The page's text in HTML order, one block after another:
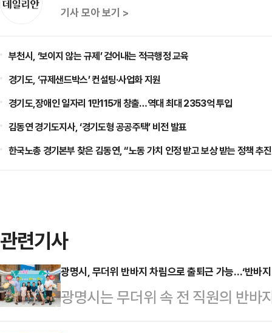
기사 모아 보기 >
부천시, ‘보이지 않는 규제’ 걷어내는 적극행정 교육
경기도, ‘규제샌드박스’ 컨설팅·사업화 지원
경기도,장애인 일자리 1만115개 창출…역대 최대 2353억 투입
김동연 경기도지사, ‘경기도형 공공주택’ 비전 발표
한국노총 경기본부 찾은 김동연, “노동 가치 인정 받고 보상 받는 정책 추
관련기사
광명시, 무더위 반바지 차림으로 출퇴근 가능…‘반바
광명시는 무더위 속 전 직원의 반바
2일부터 9월 30일까지 운영한다고